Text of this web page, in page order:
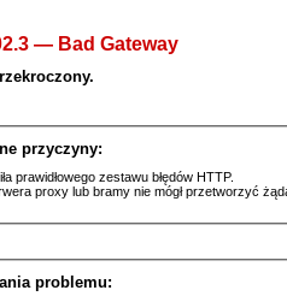
— Bad Gateway
przyczyny:
prawidłowego zestawu błędów HTTP.
proxy lub bramy nie mógł przetworzyć
problemu: